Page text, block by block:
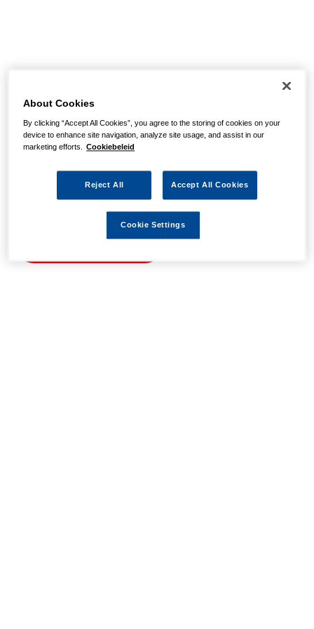
pagina niet kunnen
vinden
Wellicht zit er een spel- of typfout in de URL of is de
actie waarnaar u zocht al verlopen. We hopen u weer op
About Cookies
By clicking “Accept All Cookies”, you agree to the storing of cookies on your
device to enhance site navigation, analyze site usage, and assist in our
marketing efforts. Cookiebeleid
Reject All Accept All Cookies
Cookie Settings